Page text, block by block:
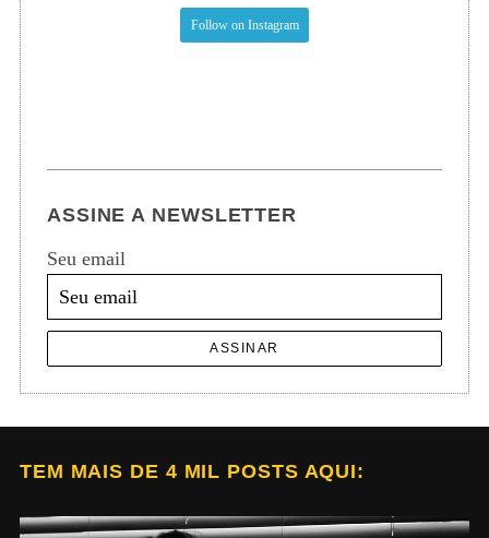
Follow on Instagram
ASSINE A NEWSLETTER
Seu email
ASSINAR
TEM MAIS DE 4 MIL POSTS AQUI: